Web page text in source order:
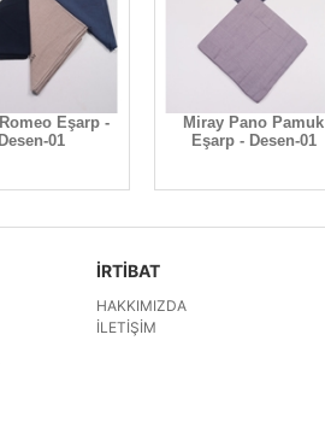
Eşarp -
Desen-01
Miray Pano Pamuk
Eşarp - Desen-01
İRTİBAT
HAKKIMIZDA
İLETIŞIM